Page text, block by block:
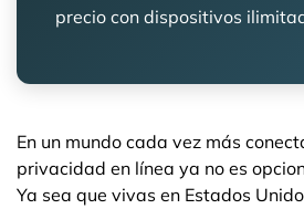
precio con dispositivos
En un mundo cada vez más
privacidad en línea ya no es
Ya sea que vivas en Estados